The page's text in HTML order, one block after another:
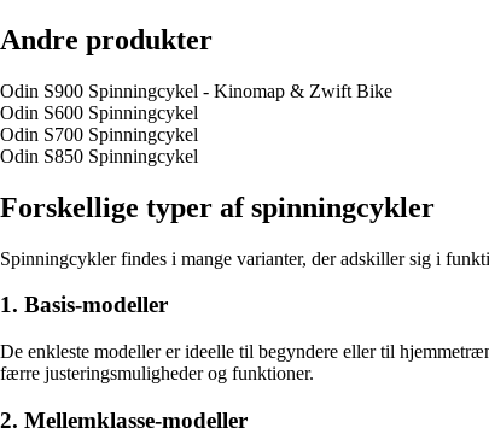
Andre produkter
Odin S900 Spinningcykel - Kinomap & Zwift Bike
Odin S600 Spinningcykel
Odin S700 Spinningcykel
Odin S850 Spinningcykel
Forskellige typer af spinningcykler
Spinningcykler findes i mange varianter, der adskiller sig i
1. Basis-modeller
De enkleste modeller er ideelle til begyndere eller til
færre justeringsmuligheder og funktioner.
2. Mellemklasse-modeller